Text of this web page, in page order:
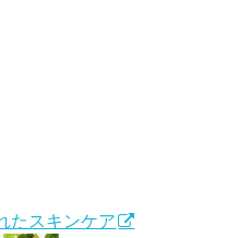
たスキンケア